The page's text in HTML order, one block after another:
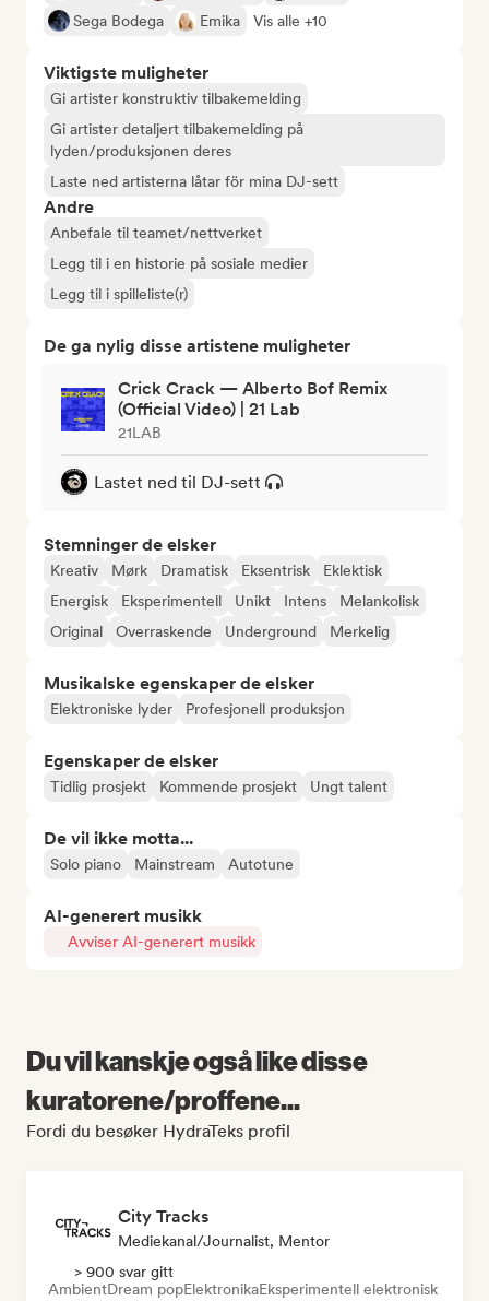
Sega Bodega
Emika Vis alle +10
Viktigste muligheter
Gi artister konstruktiv tilbakemelding
Gi artister detaljert tilbakemelding på
lyden/produksjonen deres
Laste ned artisterna låtar för mina DJ-sett
Andre
Anbefale til teamet/nettverket
Legg til i en historie på sosiale medier
Legg til i spilleliste(r)
De ga nylig disse artistene muligheter
Crick Crack — Alberto Bof Remix
(Official Video) | 21 Lab
21LAB
Lastet ned til DJ-sett
Stemninger de elsker
Kreativ Mørk Dramatisk Eksentrisk
Eklektisk
Energisk
Eksperimentell Unikt Intens
Melankolisk
Original
Overraskende Underground Merkelig
Musikalske egenskaper de elsker
Elektroniske lyder Profesjonell produksjon
Egenskaper de elsker
Tidlig prosjekt Kommende prosjekt Ungt talent
De vil ikke motta...
Solo piano Mainstream Autotune
AI-generert musikk
Avviser AI-generert musikk
Du vil kanskje også like disse
kuratorene/proffene...
Fordi du besøker HydraTeks profil
City Tracks
Mediekanal/journalist, Mentor
> 900 svar gitt
AmbientDream popElektronikaEksperimentell elektronisk